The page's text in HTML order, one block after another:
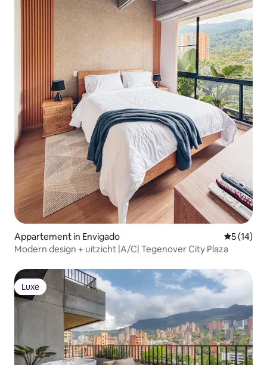
Appartement in Envigado
5 (14)
Modern design + uitzicht |A/C| Tegenover City Plaza
Luxe
Luxe